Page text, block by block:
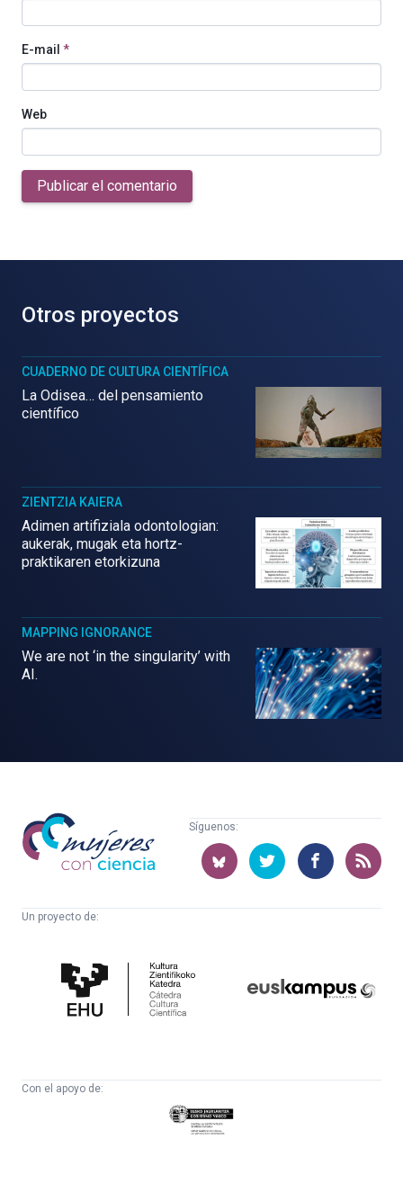
E-mail *
Web
Publicar el comentario
Otros proyectos
CUADERNO DE CULTURA CIENTÍFICA
La Odisea… del pensamiento
científico
ZIENTZIA KAIERA
Adimen artifiziala odontologian:
aukerak, mugak eta hortz-
praktikaren etorkizuna
MAPPING IGNORANCE
We are not ‘in the singularity’ with
AI.
Mujeres
con
ciencia
Síguenos:
Un proyecto de:
Cultura
Científica
Con el apoyo de:
Eusko
Jaurlaritza